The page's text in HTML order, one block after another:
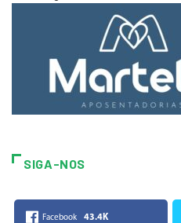
SIGA-NOS
Facebook 43.4K